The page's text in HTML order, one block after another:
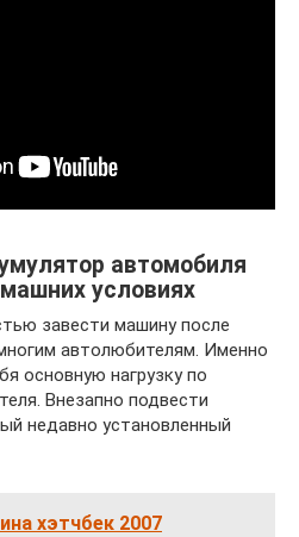
автомобиля
условиях
завести машину после
автолюбителям. Именно
основную нагрузку по
Внезапно подвести
недавно установленный
хэтчбек 2007